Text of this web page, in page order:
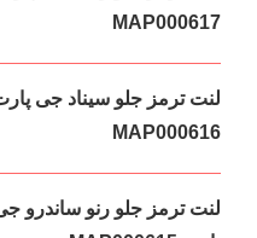
MAP000617
لنت ترمز جلو سیناد جی
MAP000616
لنت ترمز جلو رنو ساندرو